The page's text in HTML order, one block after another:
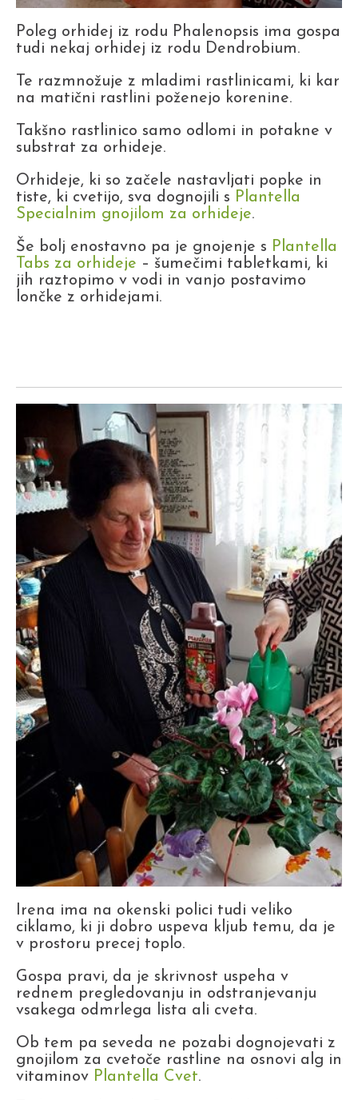
Poleg orhidej iz rodu Phalenopsis ima gospa
tudi nekaj orhidej iz rodu Dendrobium.
Te razmnožuje z mladimi rastlinicami, ki kar
na matični rastlini poženejo korenine.
Takšno rastlinico samo odlomi in potakne v
substrat za orhideje.
Orhideje, ki so začele nastavljati popke in
tiste, ki cvetijo, sva dognojili s Plantella
Specialnim gnojilom za orhideje.
Še bolj enostavno pa je gnojenje s Plantella
Tabs za orhideje – šumečimi tabletkami, ki
jih raztopimo v vodi in vanjo postavimo
lončke z orhidejami.
Irena ima na okenski polici tudi veliko
ciklamo, ki ji dobro uspeva kljub temu, da je
v prostoru precej toplo.
Gospa pravi, da je skrivnost uspeha v
rednem pregledovanju in odstranjevanju
vsakega odmrlega lista ali cveta.
Ob tem pa seveda ne pozabi dognojevati z
gnojilom za cvetoče rastline na osnovi alg in
vitaminov Plantella Cvet.